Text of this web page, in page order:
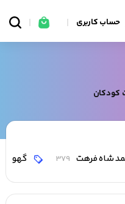
حساب کاربری
کودکان
شاه فرهت 379 گهوارک